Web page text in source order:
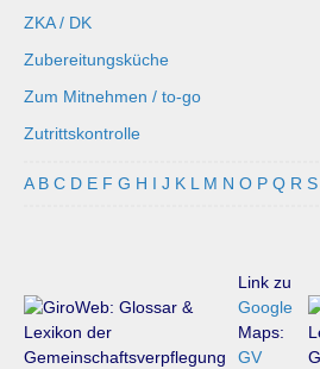
ZKA / DK
Zubereitungsküche
Zum Mitnehmen / to-go
Zutrittskontrolle
A B C D E F G H I J K L M N O P Q R S
Link zu
Google
Maps:
GV